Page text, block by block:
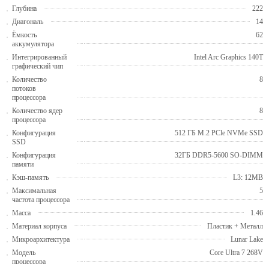
Глубина
222
Диагональ
14
Ёмкость
аккумулятора
62
Интегрированный
графический чип
Intel Arc Graphics 140T
Количество
потоков
процессора
8
Количество ядер
процессора
8
Конфигурация
SSD
512 ГБ M.2 PCle NVMe SSD
Конфигурация
памяти
32ГБ DDR5-5600 SO-DIMM
Кэш-память
L3: 12MB
Максимальная
частота процессора
5
Масса
1.46
Материал корпуса
Пластик + Металл
Микроархитектура
Lunar Lake
Модель
процессора
Core Ultra 7 268V